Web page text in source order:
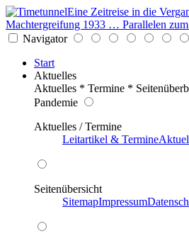
Eine Zeitreise in die
Machtergreifung 1933 … Parallelen zum
Navigator
Start
Aktuelles
Aktuelles * Termine *
Pandemie
Aktuelles / Termine
Leitartikel & Termine
Seitenübersicht
SitemapImpressum